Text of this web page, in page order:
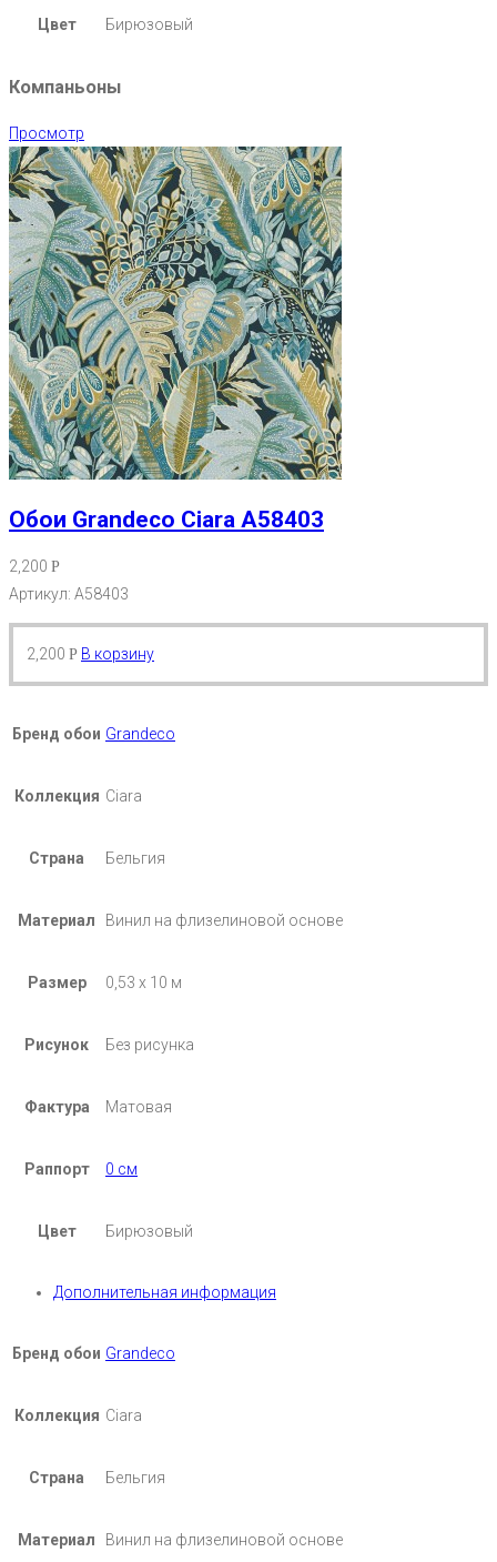
Цвет Бирюзовый
Компаньоны
Просмотр
Обои Grandeco Ciara A58403
2,200 Р
Артикул: A58403
2,200 Р В корзину
Бренд обои Grandeco
Коллекция Ciara
Страна Бельгия
Материал Винил на флизелиновой основе
Размер 0,53 х 10 м
Рисунок Без рисунка
Фактура Матовая
Раппорт 0 см
Цвет Бирюзовый
Дополнительная информация
Бренд обои Grandeco
Коллекция Ciara
Страна Бельгия
Материал Винил на флизелиновой основе